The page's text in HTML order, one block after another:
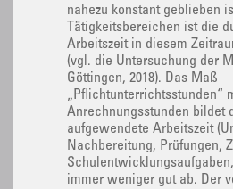
nahezu konstant geblieben
Tätigkeitsbereichen ist die
Arbeitszeit in diesem
(vgl. die Untersuchung der
Göttingen, 2018). Das Maß
„Pflichtunterrichtsstunden“
Anrechnungsstunden bildet
aufgewendete Arbeitszeit
Nachbereitung, Prüfungen,
immer weniger gut ab. Der